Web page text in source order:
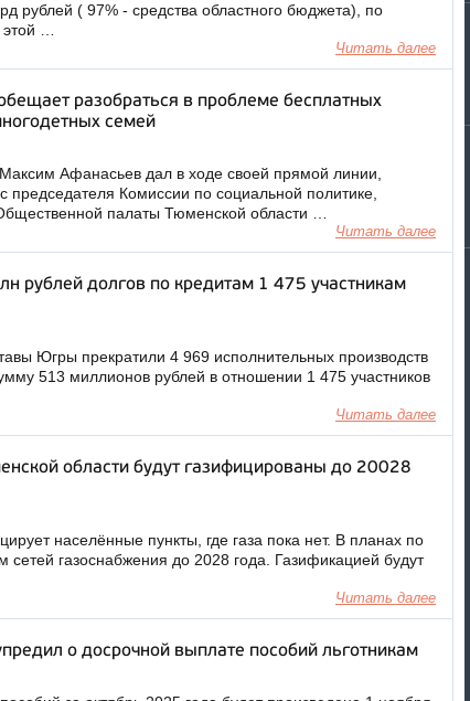
рублей ( 97% - средства областного бюджета), по
…
Читать далее
разобраться в проблеме бесплатных
семей
Афанасьев дал в ходе своей прямой линии,
председателя Комиссии по социальной политике,
палаты Тюменской области …
Читать далее
рублей долгов по кредитам 1 475 участникам
Югры прекратили 4 969 исполнительных производств
513 миллионов рублей в отношении 1 475 участников
Читать далее
области будут газифицированы до 20028
населённые пункты, где газа пока нет. В планах по
сетей газоснабжения до 2028 года. Газификацией будут
Читать далее
о досрочной выплате пособий льготникам